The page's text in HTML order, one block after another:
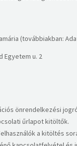
(továbbiakban:
Egyetem u. 2
önrendelkezési
űrlapot kitöltők.
a kitöltés